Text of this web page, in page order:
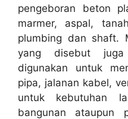
pengeboran beton
marmer, aspal,
plumbing dan shaft.
yang disebut
digunakan untuk
pipa, jalanan kabel,
untuk kebutuhan
bangunan ataupun